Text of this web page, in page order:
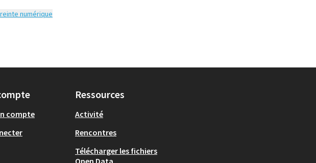
numérique
compte
Ressources
Activité
Rencontres
Télécharger les fichiers
Open Data